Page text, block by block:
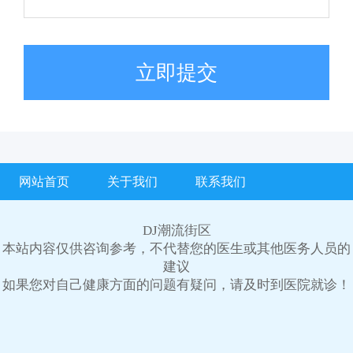
立即提交
网站首页 关于我们 联系我们
DJ潮流街区
本站内容仅供咨询参考，不代替您的医生或其他医务人员的
建议
如果您对自己健康方面的问题有疑问，请及时到医院就诊！